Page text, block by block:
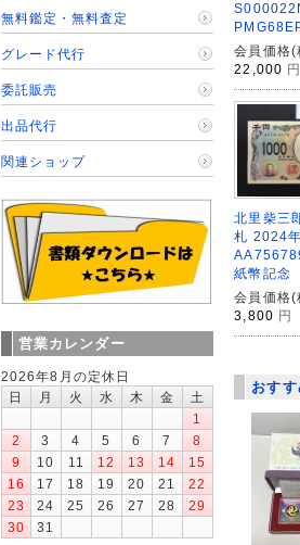
会員価格(
22,000 円
北里柴三
札 2024
紙幣記念
会員価格(
3,800 円
おす
無料鑑定・無料査定
グレード代行
委託販売
出品代行
関連ショップ
営業カレンダー
2026年8月の定休日
日
月 火 水 木 金
土
1
2
3 4 5 6 7
8
9
10 11 12 13 14
15
16
17 18 19 20 21
22
23
24 25 26 27 28
29
30
31